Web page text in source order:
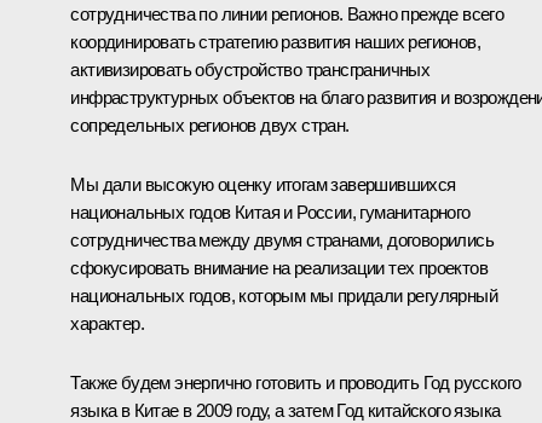
сотрудничества по линии регионов. Важно прежде всего
координировать стратегию развития наших регионов,
активизировать обустройство трансграничных
инфраструктурных объектов на благо развития и
сопредельных регионов двух стран.
Мы дали высокую оценку итогам завершившихся
национальных годов Китая и России, гуманитарного
сотрудничества между двумя странами, договорились
сфокусировать внимание на реализации тех проектов
национальных годов, которым мы придали регулярный
характер.
Также будем энергично готовить и проводить Год русского
языка в Китае в 2009 году, а затем Год китайского языка